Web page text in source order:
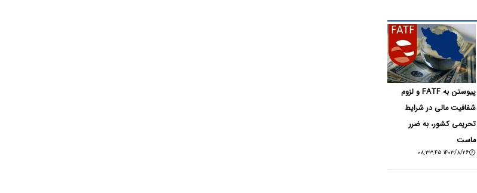
پیوستن به FATF و لزوم
شفافیت مالی در شرایط
تحریمی کشور، به ضرر
ماست
۱۴۰۳/۸/۲۶ ۰۸:۳۳:۴۵